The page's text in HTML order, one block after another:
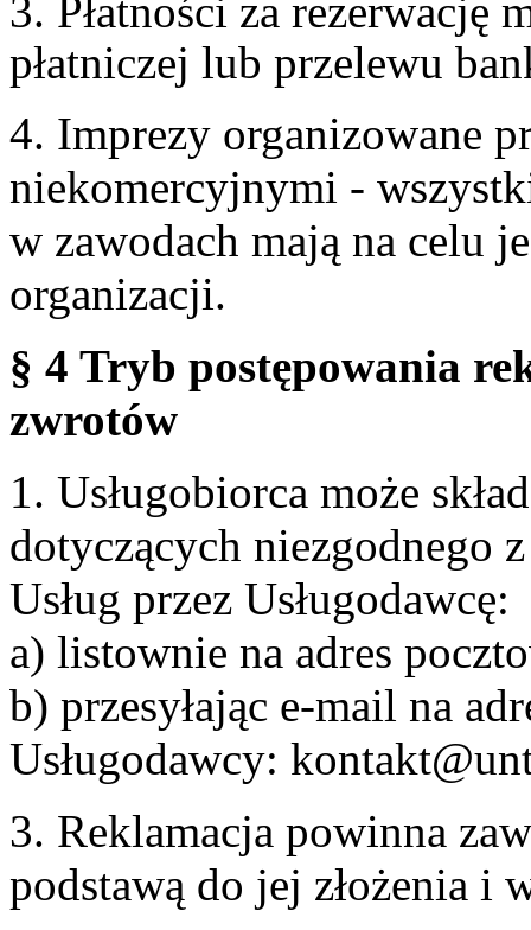
3. Płatności za rezerwację
płatniczej lub przelewu
4. Imprezy organizowane
niekomercyjnymi -
w zawodach mają na celu
organizacji.
§ 4 Tryb postępowania
zwrotów
1. Usługobiorca może
dotyczących niezgodnego
Usług przez Usługodawcę:
a) listownie na adres
b) przesyłając e-mail na
Usługodawcy:
3. Reklamacja powinna
podstawą do jej złożenia i